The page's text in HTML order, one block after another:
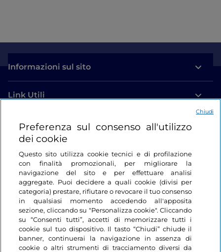
Informazioni sul sito
Link Utili
Login
Restiamo in contatto
Preferenza sul consenso all'utilizzo
dei cookie
Questo sito utilizza cookie tecnici e di profilazione
con finalità promozionali, per migliorare la
navigazione del sito e per effettuare analisi
aggregate. Puoi decidere a quali cookie (divisi per
categoria) prestare, rifiutare o revocare il tuo consenso
in qualsiasi momento accedendo all'apposita
sezione, cliccando su "Personalizza cookie". Cliccando
su “Consenti tutti”, accetti di memorizzare tutti i
cookie sul tuo dispositivo. Il tasto “Chiudi” chiude il
banner, continuerai la navigazione in assenza di
cookie o altri strumenti di tracciamento diversi da
Chiudi